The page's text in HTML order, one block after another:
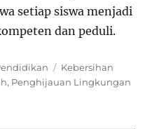
setiap siswa menjadi
dan peduli.
Tags
Kebersihan
, Penghijauan Lingkungan